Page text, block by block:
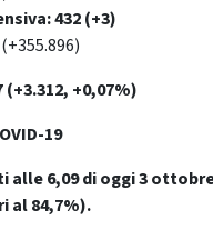
432 (+3)
+0,07%)
19
6,09 di oggi 3 ottobre
al 84,7%).